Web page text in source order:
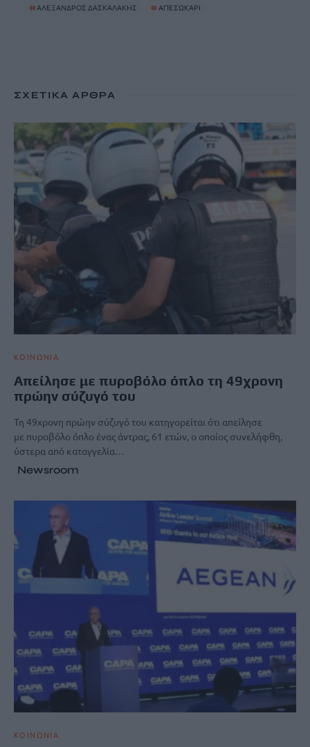
# ΑΛΕΞΑΝΔΡΟΣ ΔΑΣΚΑΛΑΚΗΣ # ΑΠΕΣΩΚΑΡΙ
ΣΧΕΤΙΚΆ ΆΡΘΡΑ
ΚΟΙΝΩΝΙΑ
Απείλησε με πυροβόλο όπλο τη 49χρονη
πρώην σύζυγό του
Τη 49χρονη πρώην σύζυγό του κατηγορείται ότι απείλησε
με πυροβόλο όπλο ένας άντρας, 61 ετών, ο οποίος συνελήφθη,
ύστερα από καταγγελία…
Newsroom
ΚΟΙΝΩΝΙΑ